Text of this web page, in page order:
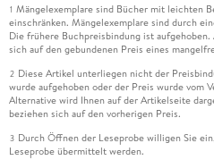
1 Mängelexemplare sind Bücher mit leichten
einschränken. Mängelexemplare sind durch
Die frühere Buchpreisbindung ist aufgehoben.
sich auf den gebundenen Preis eines
2 Diese Artikel unterliegen nicht der
wurde aufgehoben oder der Preis wurde vom
Alternative wird Ihnen auf der Artikelseite
beziehen sich auf den vorherigen Preis.
3 Durch Öffnen der Leseprobe willigen Sie
Leseprobe übermittelt werden.